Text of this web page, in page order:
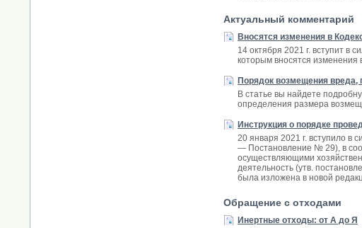
Актуальный комментарий
Вносятся изменения в
14 октября 2021 г. вступит в
которым вносятся изменения
Порядок возмещения вреда,
В статье вы найдете
определения размера
Инструкция о порядке
20 января 2021 г. вступило в
— Постановление № 29), в
осуществляющими
деятельность (утв.
была изложена в новой
Обращение с отходами
Инертные отходы: от А до Я